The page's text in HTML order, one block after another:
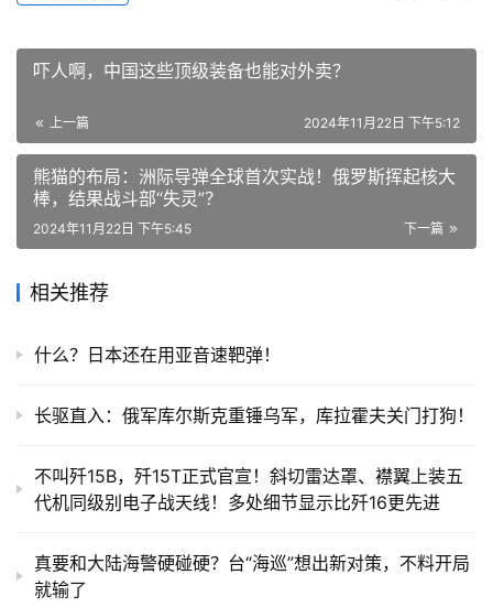
吓人啊，中国这些顶级装备也能对外卖？
上一篇 2024年11月22日 下午5:12
熊猫的布局：洲际导弹全球首次实战！俄罗斯挥起核大
棒，结果战斗部“失灵”？
下一篇
2024年11月22日 下午5:45
相关推荐
什么？日本还在用亚音速靶弹！
长驱直入：俄军库尔斯克重锤乌军，库拉霍夫关门打狗！
不叫歼15B，歼15T正式官宣！斜切雷达罩、襟翼上装五
代机同级别电子战天线！多处细节显示比歼16更先进
真要和大陆海警硬碰硬？台“海巡”想出新对策，不料开局
就输了